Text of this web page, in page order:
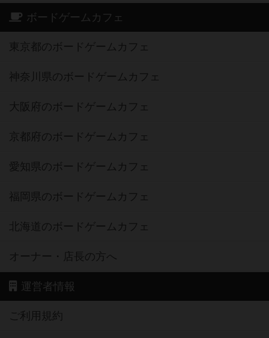
ボードゲームカフェ
東京都のボードゲームカフェ
神奈川県のボードゲームカフェ
大阪府のボードゲームカフェ
京都府のボードゲームカフェ
愛知県のボードゲームカフェ
福岡県のボードゲームカフェ
北海道のボードゲームカフェ
オーナー・店長の方へ
運営者情報
ご利用規約